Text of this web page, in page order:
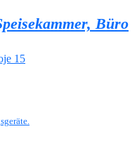
Büro
15